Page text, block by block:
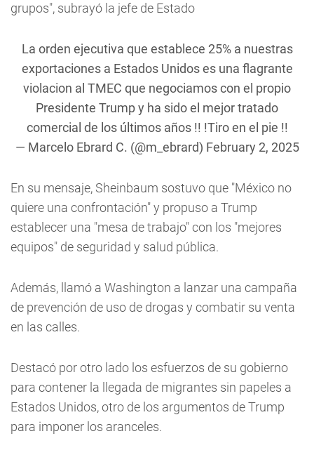
grupos", subrayó la jefe de Estado
La orden ejecutiva que establece 25% a nuestras
exportaciones a Estados Unidos es una flagrante
violacion al TMEC que negociamos con el propio
Presidente Trump y ha sido el mejor tratado
comercial de los últimos años !! !Tiro en el pie !!
— Marcelo Ebrard C. (@m_ebrard) February 2, 2025
En su mensaje, Sheinbaum sostuvo que "México no
quiere una confrontación" y propuso a Trump
establecer una "mesa de trabajo" con los "mejores
equipos" de seguridad y salud pública.
Además, llamó a Washington a lanzar una campaña
de prevención de uso de drogas y combatir su venta
en las calles.
Destacó por otro lado los esfuerzos de su gobierno
para contener la llegada de migrantes sin papeles a
Estados Unidos, otro de los argumentos de Trump
para imponer los aranceles.